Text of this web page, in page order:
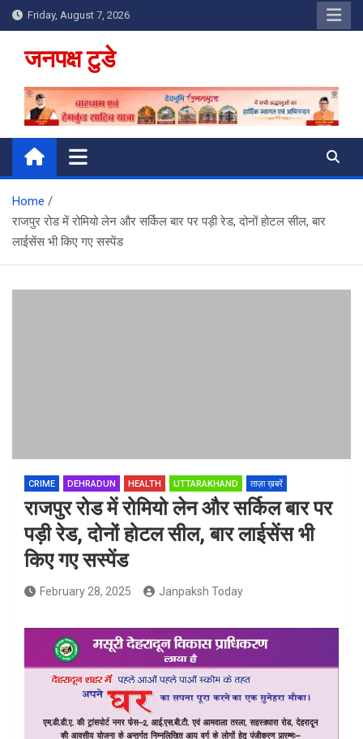
Skip
to
content
Friday, August 7, 2026
जनपक्ष टुडे
Home
राजपुर रोड में रोमियो लेन और सर्किल बार पर पड़ी रेड, दोनों होटल सील, बार
लाईसेंस भी किए गए सस्पेंड
CRIME DEHRADUN HEALTH UTTARAKHAND ताज़ा ख़बरें
राजपुर रोड में रोमियो लेन और सर्किल बार पर
पड़ी रेड, दोनों होटल सील, बार लाईसेंस भी
किए गए सस्पेंड
February 28, 2025 Janpaksh Today